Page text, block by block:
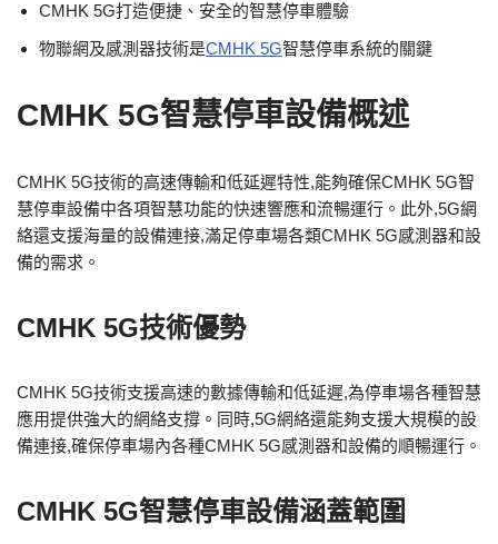
CMHK 5G打造便捷、安全的智慧停車體驗
物聯網及感測器技術是CMHK 5G智慧停車系統的關鍵
CMHK 5G智慧停車設備概述
CMHK 5G技術的高速傳輸和低延遲特性,能夠確保CMHK 5G智
慧停車設備中各項智慧功能的快速響應和流暢運行。此外,5G網
絡還支援海量的設備連接,滿足停車場各類CMHK 5G感測器和設
備的需求。
CMHK 5G技術優勢
CMHK 5G技術支援高速的數據傳輸和低延遲,為停車場各種智慧
應用提供強大的網絡支撐。同時,5G網絡還能夠支援大規模的設
備連接,確保停車場內各種CMHK 5G感測器和設備的順暢運行。
CMHK 5G智慧停車設備涵蓋範圍